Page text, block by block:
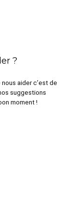
?
aider c’est de
suggestions
moment !